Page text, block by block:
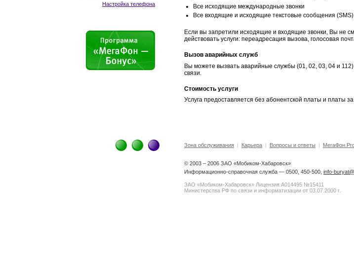
Настройка телефона
Все исходящие международные звонки
Все входящие и исходящие текстовые сообщения (SMS)
Если вы запретили исходящие и входящие звонки, Вы не
действовать услуги: переадресация вызова, голосовая
Вызов аварийных служб
Вы можете вызвать аварийные службы (01, 02, 03, 04 и
связи.
Стоимость услуги
Услуга предоставляется без абонентской платы и платы
Зона обслуживания| Карьера| Вопросы и ответы |
© 2003 – 2006 ЗАО «Мобиком-Хабаровск»
Информационно-справочная служба — 0500, 450-500, info-
ЗАО «Мобиком-Хабаровск» Лицензия А014495 №15411
Министерства РФ по связи и информатизации от 03.07.2000 г.